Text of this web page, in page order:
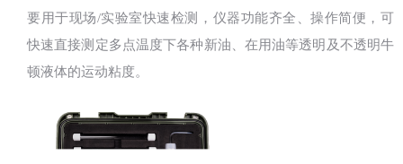
要用于现场/实验室快速检测，仪器功能齐全、操作简便，可
快速直接测定多点温度下各种新油、在用油等透明及不透明牛
顿液体的运动粘度。